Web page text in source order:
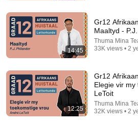
die Nagereg - Patrick James
Thuma Mina Teaching • 47K views
14:45
Gr12
Maaltyd -
Thuma Mina
33K views • 2
12:25
Gr12
Elegie vir
LeToit
Thuma Mina
32K views • 2